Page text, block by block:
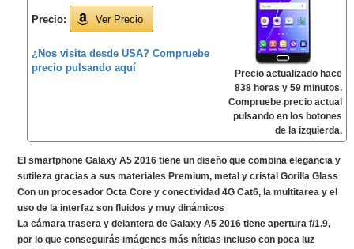
Precio: Ver Precio
¿Nos visita desde USA? Compruebe
precio pulsando aquí
Precio actualizado hace
838 horas y 59 minutos.
Compruebe precio actual
pulsando en los botones
de la izquierda.
El smartphone Galaxy A5 2016 tiene un diseño que combina elegancia y
sutileza gracias a sus materiales Premium, metal y cristal Gorilla Glass
Con un procesador Octa Core y conectividad 4G Cat6, la multitarea y el
uso de la interfaz son fluidos y muy dinámicos
La cámara trasera y delantera de Galaxy A5 2016 tiene apertura f/1.9,
por lo que conseguirás imágenes más nítidas incluso con poca luz